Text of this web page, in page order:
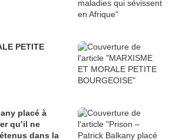
PETITE
placé à
qu’il ne
dans la